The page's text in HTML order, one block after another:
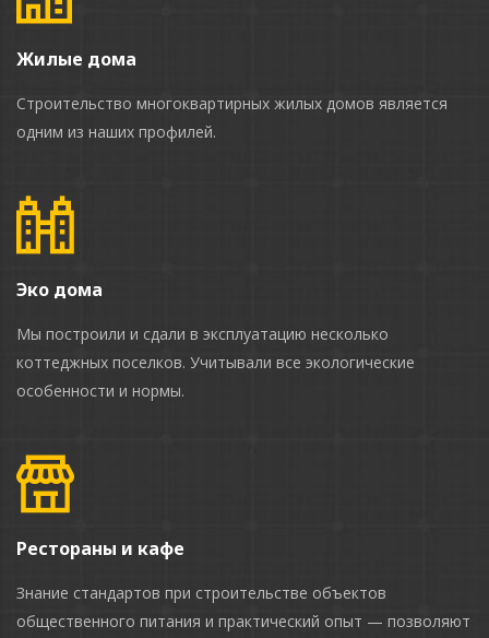
Жилые дома
Строительство многоквартирных жилых домов является
одним из наших профилей.
Эко дома
Мы построили и сдали в эксплуатацию несколько
коттеджных поселков. Учитывали все экологические
особенности и нормы.
Рестораны и кафе
Знание стандартов при строительстве объектов
общественного питания и практический опыт — позволяют